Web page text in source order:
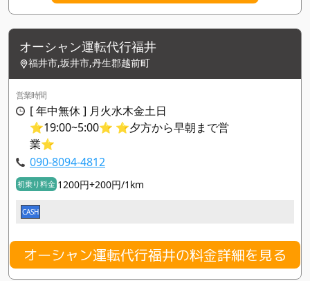
オーシャン運転代行福井
福井市,坂井市,丹生郡越前町
営業時間
[ 年中無休 ] 月火水木金土日
⭐︎19:00~5:00⭐︎ ⭐️夕方から早朝まで営
業⭐️
090-8094-4812
初乗り料金 1200円+200円/1km
CASH
オーシャン運転代行福井の料金詳細を見る